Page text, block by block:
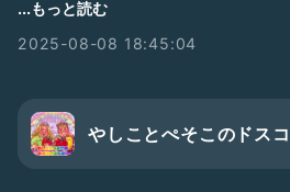
…なぜこのタイミング。
グで…。
ういうこと考慮出来ないふたりです。
おたよりフォーム📮「荒山セントラ
...もっと読む
2025-08-08 18:45:04
やしことぺそこのドス